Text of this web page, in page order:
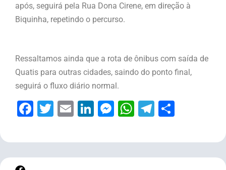
após, seguirá pela Rua Dona Cirene, em direção à
Biquinha, repetindo o percurso.
Ressaltamos ainda que a rota de ônibus com saída de
Quatis para outras cidades, saindo do ponto final,
seguirá o fluxo diário normal.
Facebook
Twitter
EmailLinkedIn
Messenger
WhatsApp
Telegram